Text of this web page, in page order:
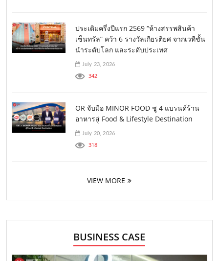
ประเดิมครึ่งปีแรก 2569 “ห้างสรรพสินค้า
เซ็นทรัล” คว้า 6 รางวัลเกียรติยศ จากเวทีชั้น
นำระดับโลก และระดับประเทศ
July 23, 2026
342
OR จับมือ MINOR FOOD ชู 4 แบรนด์ร้าน
อาหารสู่ Food & Lifestyle Destination
July 20, 2026
318
VIEW MORE
BUSINESS CASE